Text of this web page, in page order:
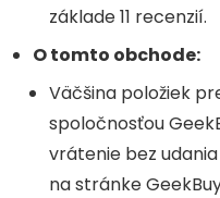
základe 11 recenzií.
O tomto obchode:
Väčšina položiek
spoločnosťou
vrátenie bez
na stránke